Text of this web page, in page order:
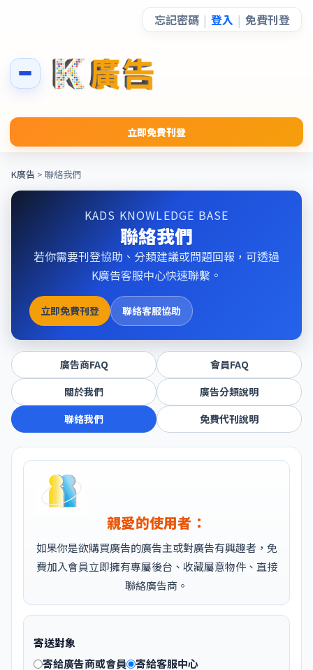
立即免費刊登
忘記密碼 | 登入 | 免費刊登
K廣告 > 聯絡我們
KADS KNOWLEDGE BASE
聯絡我們
若你需要刊登協助、分類建議或問題回報，可透過
K廣告客服中心快速聯繫。
立即免費刊登 聯絡客服協助
廣告商FAQ
會員FAQ
關於我們
廣告分類說明
聯絡我們
免費代刊說明
親愛的使用者：
如果你是欲購買廣告的廣告主或對廣告有興趣者，免
費加入會員立即擁有專屬後台、收藏屬意物件、直接
聯絡廣告商。
寄送對象
寄給廣告商或會員
寄給客服中心